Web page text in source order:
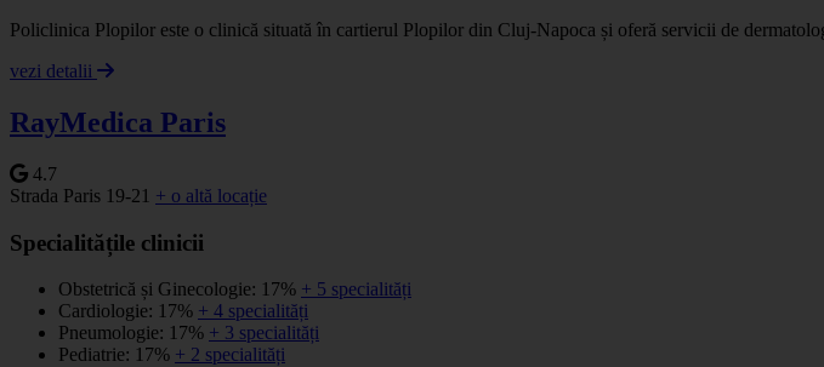
Policlinica Plopilor este o clinică situată în cartierul Plopilor din Cluj-Napoca și oferă servicii de
vezi detalii
RayMedica Paris
4.7
Strada Paris 19-21 + o altă locație
Specialitățile clinicii
Obstetrică și Ginecologie: 17% + 5 specialități
Cardiologie: 17% + 4 specialități
Pneumologie: 17% + 3 specialități
Pediatrie: 17% + 2 specialități